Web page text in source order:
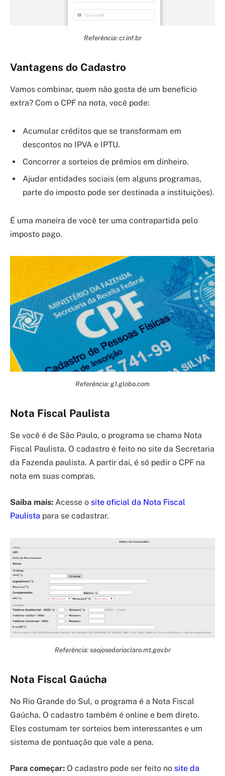
Referência: cr.inf.br
Vantagens do Cadastro
Vamos combinar, quem não gosta de um benefício
extra? Com o CPF na nota, você pode:
Acumular créditos que se transformam em
descontos no IPVA e IPTU.
Concorrer a sorteios de prêmios em dinheiro.
Ajudar entidades sociais (em alguns programas,
parte do imposto pode ser destinada a instituições).
É uma maneira de você ter uma contrapartida pelo
imposto pago.
Referência: g1.globo.com
Nota Fiscal Paulista
Se você é de São Paulo, o programa se chama Nota
Fiscal Paulista. O cadastro é feito no site da Secretaria
da Fazenda paulista. A partir daí, é só pedir o CPF na
nota em suas compras.
Saiba mais: Acesse o site oficial da Nota Fiscal
Paulista para se cadastrar.
Referência: saojosedorioclaro.mt.gov.br
Nota Fiscal Gaúcha
No Rio Grande do Sul, o programa é a Nota Fiscal
Gaúcha. O cadastro também é online e bem direto.
Eles costumam ter sorteios bem interessantes e um
sistema de pontuação que vale a pena.
Para começar: O cadastro pode ser feito no site da